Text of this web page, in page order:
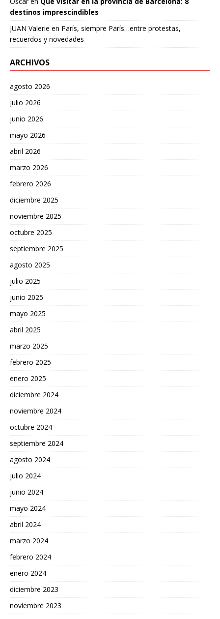
destinos imprescindibles
JUAN Valerie en París, siempre París…entre protestas,
recuerdos y novedades
ARCHIVOS
agosto 2026
julio 2026
junio 2026
mayo 2026
abril 2026
marzo 2026
febrero 2026
diciembre 2025
noviembre 2025
octubre 2025
septiembre 2025
agosto 2025
julio 2025
junio 2025
mayo 2025
abril 2025
marzo 2025
febrero 2025
enero 2025
diciembre 2024
noviembre 2024
octubre 2024
septiembre 2024
agosto 2024
julio 2024
junio 2024
mayo 2024
abril 2024
marzo 2024
febrero 2024
enero 2024
diciembre 2023
noviembre 2023